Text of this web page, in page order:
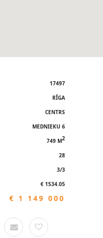
17497
RĪGA
CENTRS
MEDNIEKU 6
749 M2
28
3/3
€ 1534.05
€ 1 149 000